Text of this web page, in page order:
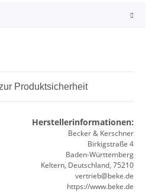
Produktsicherheit
Herstellerinformationen:
Becker & Kerschner
Birkigstraße 4
Baden-Württemberg
Keltern, Deutschland, 75210
vertrieb@beke.de
https://www.beke.de